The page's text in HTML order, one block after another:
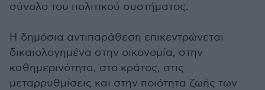
σύνολο του πολιτικού συστήματος.
Η δημόσια αντιπαράθεση επικεντρώνεται
δικαιολογημένα στην οικονομία, στην
καθημερινότητα, στο κράτος, στις
μεταρρυθμίσεις και στην ποιότητα ζωής των